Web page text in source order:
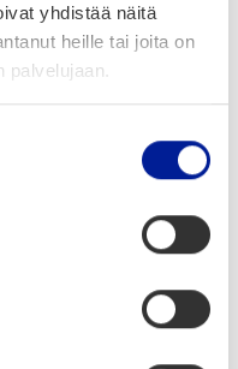
yhdistää näitä
heille tai joita on